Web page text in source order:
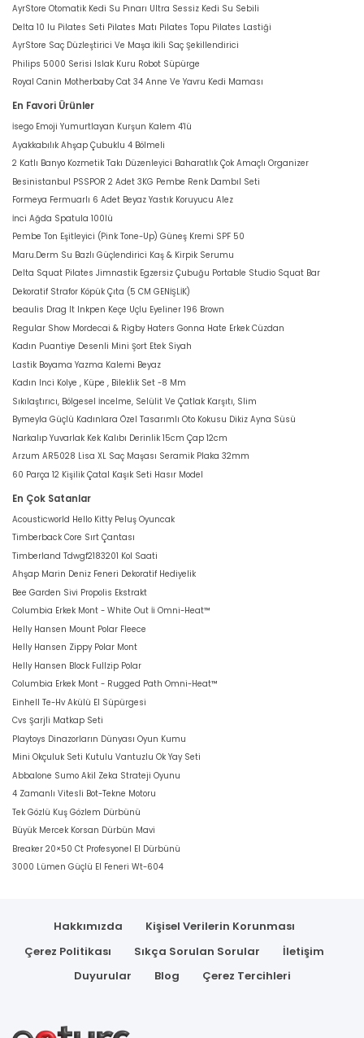
AyrStore Otomatik Kedi Su Pınarı Ultra Sessiz Kedi Su Sebili
Delta 10 lu Pilates Seti Pilates Matı Pilates Topu Pilates Lastiği
AyrStore Saç Düzleştirici Ve Maşa İkili Saç Şekillendirici
Philips 5000 Serisi Islak Kuru Robot Süpürge
Royal Canin Motherbaby Cat 34 Anne Ve Yavru Kedi Maması
En Favori Ürünler
İsego Emoji Yumurtlayan Kurşun Kalem 4'lü
Ayakkabılık Ahşap Çubuklu 4 Bölmeli
2 Katlı Banyo Kozmetik Takı Düzenleyici Baharatlık Çok Amaçlı Organizer
Besinistanbul PSSPOR 2 Adet 3KG Pembe Renk Dambıl Seti
Formeya Fermuarlı 6 Adet Beyaz Yastık Koruyucu Alez
İnci Ağda Spatula 100lü
Pembe Ton Eşitleyici (Pink Tone-Up) Güneş Kremi SPF 50
Maru.Derm Su Bazlı Güçlendirici Kaş & Kirpik Serumu
Delta Squat Pilates Jimnastik Egzersiz Çubuğu Portable Studio Squat Bar
Dekoratif Strafor Köpük Çıta (5 CM GENİŞLİK)
beaulis Drag It Inkpen Keçe Uçlu Eyeliner 196 Brown
Regular Show Mordecai & Rigby Haters Gonna Hate Erkek Cüzdan
Kadın Puantiye Desenli Mini Şort Etek Siyah
Lastik Boyama Yazma Kalemi Beyaz
Kadın Inci Kolye , Küpe , Bileklik Set -8 Mm
Sıkılaştırıcı, Bölgesel İncelme, Selülit Ve Çatlak Karşıtı, Slim
Bymeyla Güçlü Kadınlara Özel Tasarımlı Oto Kokusu Dikiz Ayna Süsü
Narkalıp Yuvarlak Kek Kalıbı Derinlik 15cm Çap 12cm
Arzum AR5028 Lisa XL Saç Maşası Seramik Plaka 32mm
60 Parça 12 Kişilik Çatal Kaşık Seti Hasır Model
En Çok Satanlar
Acousticworld Hello Kitty Peluş Oyuncak
Timberback Core Sırt Çantası
Timberland Tdwgf2183201 Kol Saati
Ahşap Marin Deniz Feneri Dekoratif Hediyelik
Bee Garden Sivi Propolis Ekstrakt
Columbia Erkek Mont - White Out İi Omni-Heat™
Helly Hansen Mount Polar Fleece
Helly Hansen Zippy Polar Mont
Helly Hansen Block Fullzip Polar
Columbia Erkek Mont - Rugged Path Omni-Heat™
Einhell Te-Hv Akülü El Süpürgesi
Cvs Şarjli Matkap Seti
Playtoys Dinazorların Dünyası Oyun Kumu
Mini Okçuluk Seti Kutulu Vantuzlu Ok Yay Seti
Abbalone Sumo Akil Zeka Strateji Oyunu
4 Zamanlı Vitesli Bot-Tekne Motoru
Tek Gözlü Kuş Gözlem Dürbünü
Büyük Mercek Korsan Dürbün Mavi
Breaker 20×50 Ct Profesyonel El Dürbünü
3000 Lümen Güçlü El Feneri Wt-604
Hakkımızda
Kişisel Verilerin Korunması
Çerez Politikası
Sıkça Sorulan Sorular
İletişim
Duyurular
Blog Çerez Tercihleri